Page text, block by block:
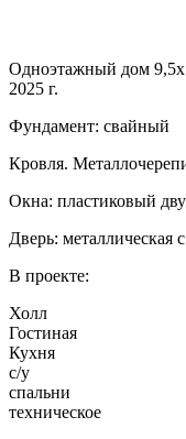
Одноэтажный дом
2025 г.
Фундамент: свайный
Кровля.
Окна: пластиковый
Дверь: металлическая
В проекте:
Холл
Гостиная
Кухня
с/у
спальни
техническое